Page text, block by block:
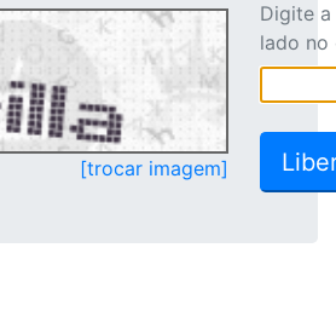
[trocar imagem]
Digite
lado no